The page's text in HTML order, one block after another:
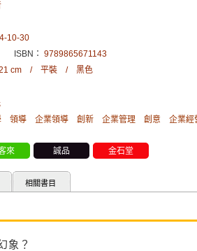
10-30
ISBN： 9789865671143
21 cm / 平裝 / 黑色
領導 企業領導 創新 企業管理 創意 企業經
來 誠品 金石堂
相關書目
象？